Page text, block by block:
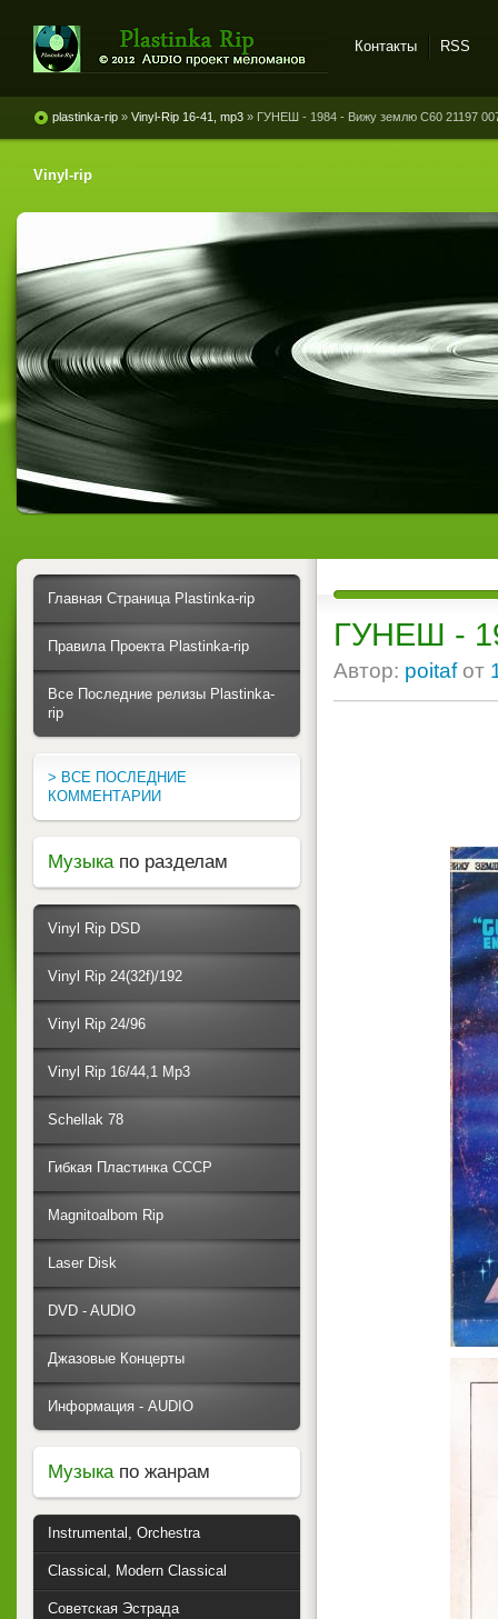
винила и магнитоальбомов
Контакты RSS
plastinka-rip » Vinyl-Rip 16-41, mp3 » ГУНЕШ - 1984 - Вижу землю С60 21197
Vinyl-rip
ГУНЕШ -
Автор: poitafот
Главная Страница Plastinka-rip
Правила Проекта Plastinka-rip
Все Последние релизы Plastinka-
rip
> ВСЕ ПОСЛЕДНИЕ
КОММЕНТАРИИ
Музыка по разделам
Vinyl Rip DSD
Vinyl Rip 24(32f)/192
Vinyl Rip 24/96
Vinyl Rip 16/44,1 Mp3
Schellak 78
Гибкая Пластинка СССР
Magnitoalbom Rip
Laser Disk
DVD - AUDIO
Джазовые Концерты
Информация - AUDIO
Музыкапо жанрам
Instrumental, Orchestra
Classical, Modern Classical
Советская Эстрада